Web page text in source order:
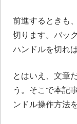
前進するときも
切ります。バッ
ハンドルを切れ
とはいえ、文章
う。そこで本記
ンドル操作方法